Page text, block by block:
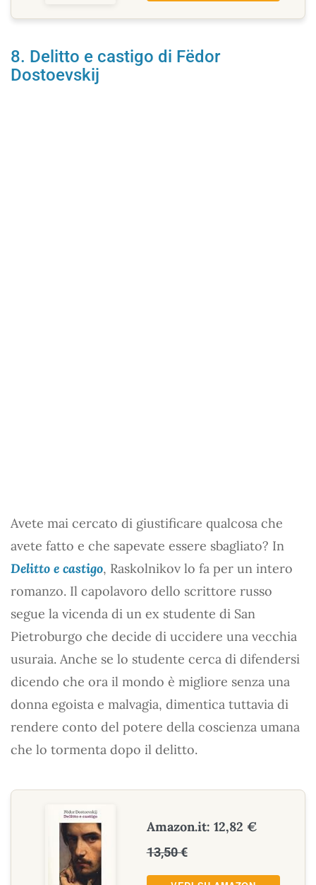
8. Delitto e castigo di Fëdor
Dostoevskij
Avete mai cercato di giustificare qualcosa che
avete fatto e che sapevate essere sbagliato? In
Delitto e castigo, Raskolnikov lo fa per un intero
romanzo. Il capolavoro dello scrittore russo
segue la vicenda di un ex studente di San
Pietroburgo che decide di uccidere una vecchia
usuraia. Anche se lo studente cerca di difendersi
dicendo che ora il mondo è migliore senza una
donna egoista e malvagia, dimentica tuttavia di
rendere conto del potere della coscienza umana
che lo tormenta dopo il delitto.
Amazon.it: 12,82 €
13,50 €